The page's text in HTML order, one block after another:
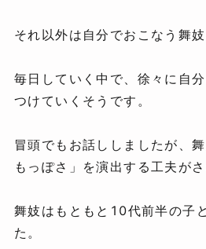
それ以外は自分でおこなう舞妓
毎日していく中で、徐々に自
つけていくそうです。
冒頭でもお話ししましたが、
もっぽさ」を演出する工夫がさ
舞妓はもともと10代前半の子
た。